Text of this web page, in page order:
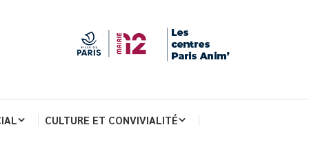
CULTURE ET CONVIVIALITÉ